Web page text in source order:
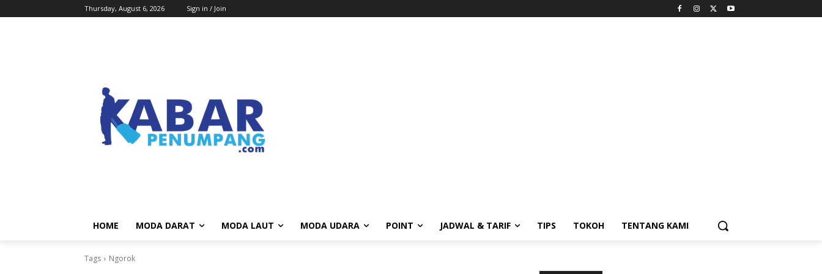
Thursday, August 6, 2026 Sign in / Join
HOME MODA DARAT MODA LAUT MODA UDARA POINT JADWAL & TARIF TIPS TOKOH TENTANG KAMI
Tags Ngorok